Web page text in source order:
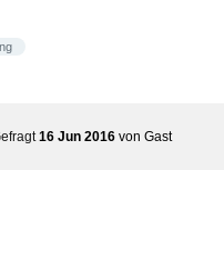
16 Jun 2016 von Gast